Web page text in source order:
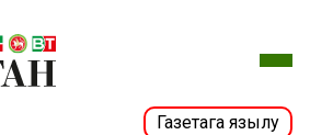
Газетага язылу